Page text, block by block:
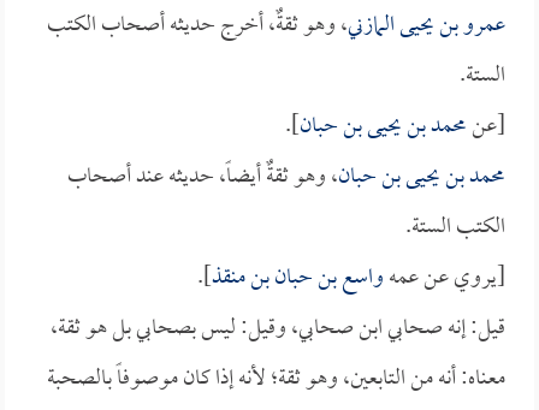
عمرو بن يحيى المازني، وهو ثقةٌ، أخرج حديثه أصحاب الكتب
الستة.
[عنمحمد بن يحيى بن حبان].
محمد بن يحيى بن حبان، وهو ثقةٌ أيضاً، حديثه عند أصحاب
الكتب الستة.
[يروي عن عمهواسع بن حبان بن منقذ].
قيل: إنه صحابي ابن صحابي، وقيل: ليس بصحابي بل هو ثقة،
معناه: أنه من التابعين، وهو ثقة؛ لأنه إذا كان موصوفاً بالصحبة